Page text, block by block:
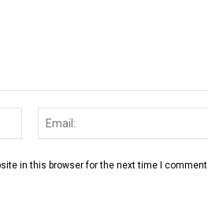
in this browser for the next time I comment.